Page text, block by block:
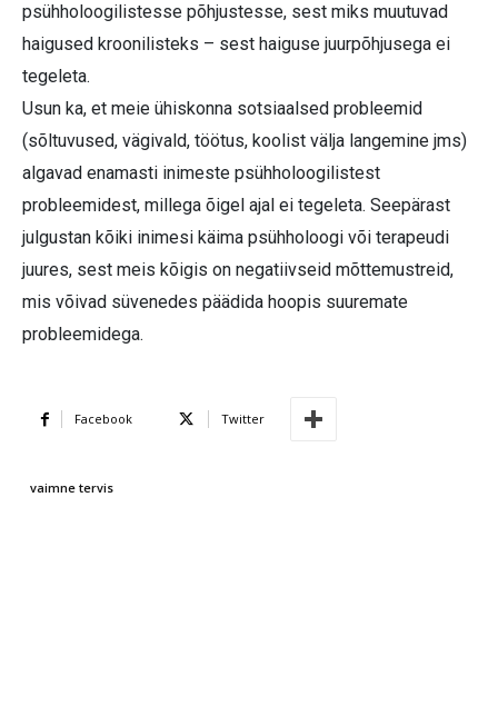
psühholoogilistesse põhjustesse, sest miks muutuvad
haigused kroonilisteks – sest haiguse juurpõhjusega ei
tegeleta.
Usun ka, et meie ühiskonna sotsiaalsed probleemid
(sõltuvused, vägivald, töötus, koolist välja langemine jms)
algavad enamasti inimeste psühholoogilistest
probleemidest, millega õigel ajal ei tegeleta. Seepärast
julgustan kõiki inimesi käima psühholoogi või terapeudi
juures, sest meis kõigis on negatiivseid mõttemustreid,
mis võivad süvenedes päädida hoopis suuremate
probleemidega.
Facebook Twitter
vaimne tervis